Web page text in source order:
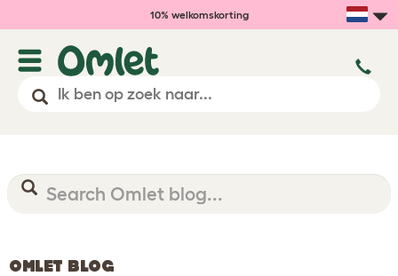
10% welkomskorting
OMLET BLOG